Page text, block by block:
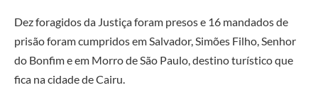
Dez foragidos da Justiça foram presos e 16 mandados de
prisão foram cumpridos em Salvador, Simões Filho, Senhor
do Bonfim e em Morro de São Paulo, destino turístico que
fica na cidade de Cairu.